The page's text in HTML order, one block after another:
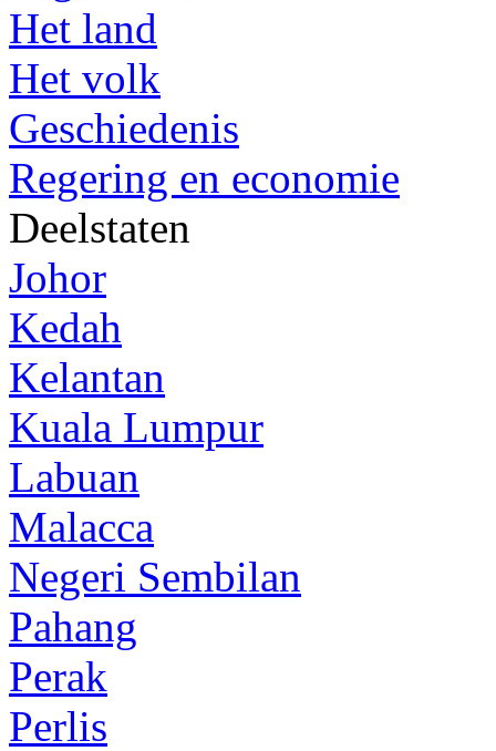
Het land
Het volk
Geschiedenis
Regering en economie
Deelstaten
Johor
Kedah
Kelantan
Kuala Lumpur
Labuan
Malacca
Negeri Sembilan
Pahang
Perak
Perlis